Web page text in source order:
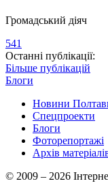
Громадський діяч
541
Останні публікації:
Більше публікацій
Блоги
Новини
Спецпроекти
Блоги
Фоторепортажі
Архів
© 2009 – 2026